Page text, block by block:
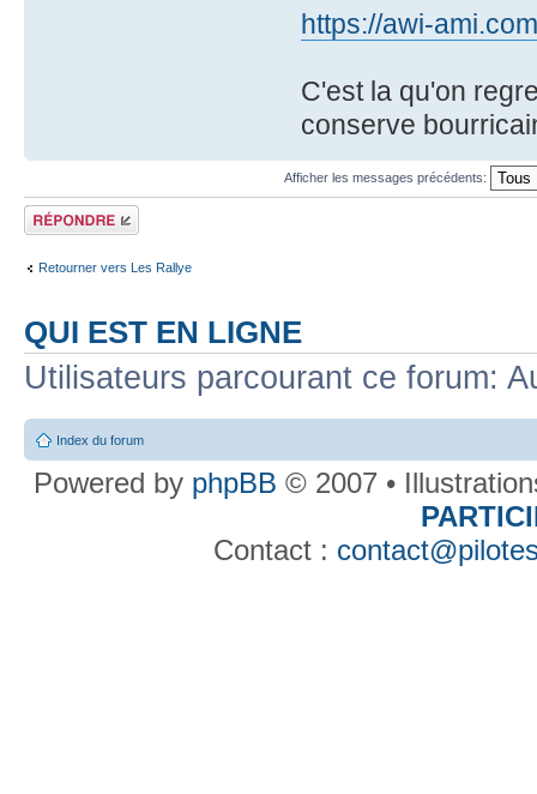
https://awi-
C'est la qu'on
conserve
Afficher les messages précédents:
Répondre
Retourner vers Les Rallye
QUI EST EN LIGNE
Utilisateurs parcourant ce forum:
Index du forum
Powered by phpBB © 2007 •
Contact :